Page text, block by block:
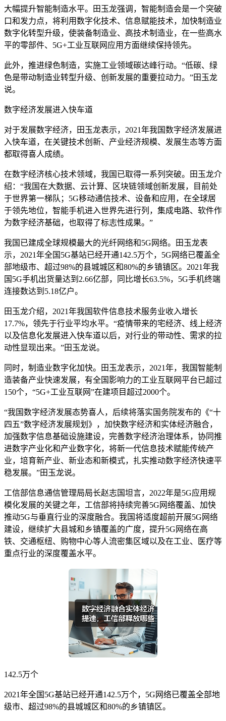
大幅提升智能制造水平。田玉龙强调，智能制造会是一个突破
口和发力点，将利用数字化技术、信息赋能技术，加快制造业
数字化转型升级，使装备制造业、高技术制造业，在一些高水
平的零部件、5G+工业互联网应用方面继续保持领先。
此外，推进绿色制造，实施工业领域碳达峰行动。“低碳、绿
色是带动制造业转型升级、创新发展的重要拉动力。”田玉龙
说。
数字经济发展进入快车道
对于发展数字经济，田玉龙表示，2021年我国数字经济发展进
入快车道，在关键技术创新、产业经济规模、发展生态等方面
都取得喜人成绩。
在数字经济核心技术领域，我国已取得一系列突破。田玉龙介
绍：“我国在大数据、云计算、区块链领域创新发展，目前处
于世界第一梯队；5G移动通信技术、设备和应用，在全球居
于领先地位，智能手机进入世界先进行列，集成电路、软件作
为数字经济基础，也取得了标志性成果。”
我国已建成全球规模最大的光纤网络和5G网络。田玉龙表
示，2021年全国5G基站已经开通142.5万个，5G网络已覆盖全
部地级市、超过98%的县城城区和80%的乡镇镇区。2021年我
国5G手机出货量达到2.66亿部，同比增长63.5%，5G手机终端
连接数达到5.18亿户。
田玉龙介绍，2021年我国软件信息技术服务业收入增长
17.7%，领先于行业平均水平。“疫情带来的宅经济、线上经济
以及信息化发展进入快车道以后，对行业的带动性、需求的拉
动性显现出来。”田玉龙说。
同时，制造业数字化加快。田玉龙表示，2021年，我国智能制
造装备产业快速发展，有全国影响力的工业互联网平台已超过
150个，“5G+工业互联网”在建项目超过2000个。
“我国数字经济发展态势喜人，后续将落实国务院发布的《“十
四五”数字经济发展规划》，加快数字经济和实体经济融合，
加强数字信息基础设施建设，完善数字经济治理体系，协同推
进数字产业化和产业数字化，将新一代信息技术赋能传统产
业，培育新产业、新业态和新模式，扎实推动数字经济快速平
稳发展。”田玉龙说。
工信部信息通信管理局局长赵志国坦言，2022年是5G应用规
模化发展的关键之年，工信部将持续完善5G网络覆盖、加快
推动5G与垂直行业的深度融合。我国将适度超前开展5G网络
建设，继续扩大县城和乡镇覆盖的广度，提升5G网络在高
铁、交通枢纽、购物中心等人流密集区域以及在工业、医疗等
重点行业的深度覆盖水平。
142.5万个
2021年全国5G基站已经开通142.5万个，5G网络已覆盖全部地
级市、超过98%的县城城区和80%的乡镇镇区。